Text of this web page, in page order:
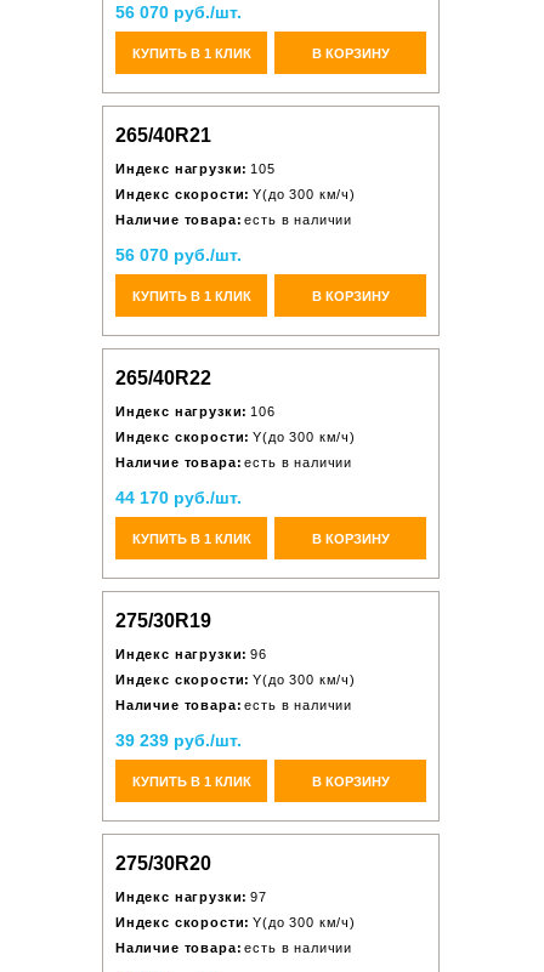
56 070 руб./шт.
КУПИТЬ В 1 КЛИК В КОРЗИНУ
265/40R21
Индекс нагрузки: 105
Индекс скорости: Y(до 300 км/ч)
Наличие товара: есть в наличии
56 070 руб./шт.
КУПИТЬ В 1 КЛИК В КОРЗИНУ
265/40R22
Индекс нагрузки: 106
Индекс скорости: Y(до 300 км/ч)
Наличие товара: есть в наличии
44 170 руб./шт.
КУПИТЬ В 1 КЛИК В КОРЗИНУ
275/30R19
Индекс нагрузки: 96
Индекс скорости: Y(до 300 км/ч)
Наличие товара: есть в наличии
39 239 руб./шт.
КУПИТЬ В 1 КЛИК В КОРЗИНУ
275/30R20
Индекс нагрузки: 97
Индекс скорости: Y(до 300 км/ч)
Наличие товара: есть в наличии